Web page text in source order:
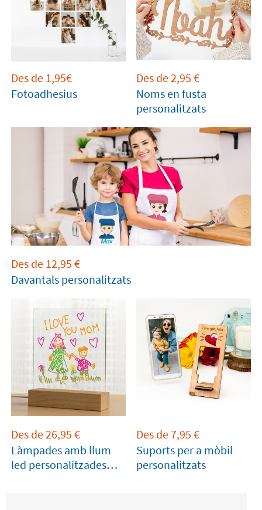
Des de 1,95€
Fotoadhesius
Des de 2,95 €
Noms en fusta
personalitzats
Des de 12,95 €
Davantals personalitzats
Des de26,95 €
Làmpades amb llum
led personalitzades
Des de7,95 €
Suports per a mòbil
personalitzats